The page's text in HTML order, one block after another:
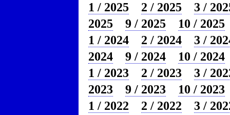
1 / 2025
2 / 2025
3 /
2025
9 / 2025
10 / 2025
1 / 2024
2 / 2024
3 /
2024
9 / 2024
10 / 2024
1 / 2023
2 / 2023
3 /
2023
9 / 2023
10 / 2023
1 / 2022
2 / 2022
3 /